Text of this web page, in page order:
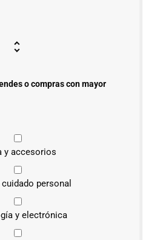
o compras con mayor
y accesorios
personal
y electrónica